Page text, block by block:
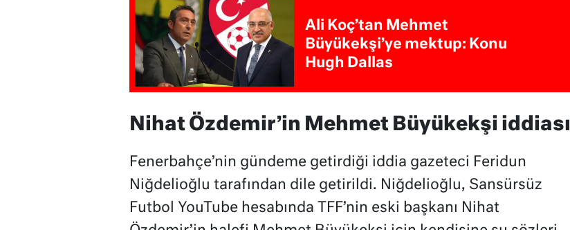
Ali Koç’tan Mehmet
Büyükekşi’ye mektup: Konu
Hugh Dallas
Nihat Özdemir’in Mehmet Büyükekşi iddiası
Fenerbahçe’nin gündeme getirdiği iddia gazeteci Feridun
Niğdelioğlu tarafından dile getirildi. Niğdelioğlu, Sansürsüz
Futbol YouTube hesabında TFF’nin eski başkanı Nihat